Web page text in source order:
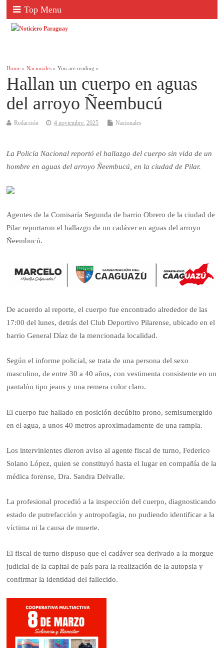
Top Menu
Home »Nacionales » You are reading »
Hallan un cuerpo en aguas
del arroyo Ñeembucú
Redacción 4 noviembre, 2025 Nacionales
La Policía Nacional reportó el hallazgo del cuerpo sin vida de un
hombre en aguas del arroyo Ñeembucú, en la ciudad de Pilar.
Agentes de la Comisaría Segunda de barrio Obrero de la ciudad de
Pilar reportaron el hallazgo de un cadáver en aguas del arroyo
Ñeembucú.
De acuerdo al reporte, el cuerpo fue encontrado alrededor de las
17:00 del lunes, detrás del Club Deportivo Pilarense, ubicado en el
barrio General Díaz de la mencionada localidad.
Según el informe policial, se trata de una persona del sexo
masculino, de entre 30 a 40 años, con vestimenta consistente en un
pantalón tipo jeans y una remera color claro.
El cuerpo fue hallado en posición decúbito prono, semisumergido
en el agua, a unos 40 metros aproximadamente de una rampla.
Los intervinientes dieron aviso al agente fiscal de turno, Federico
Solano López, quien se constituyó hasta el lugar en compañía de la
médica forense, Dra. Sandra Delvalle.
La profesional procedió a la inspección del cuerpo, diagnosticando
estado de putrefacción y antropofagia, no pudiendo identificar a la
víctima ni la causa de muerte.
El fiscal de turno dispuso que el cadáver sea derivado a la morgue
judicial de la capital de país para la realización de la autopsia y
confirmar la identidad del fallecido.